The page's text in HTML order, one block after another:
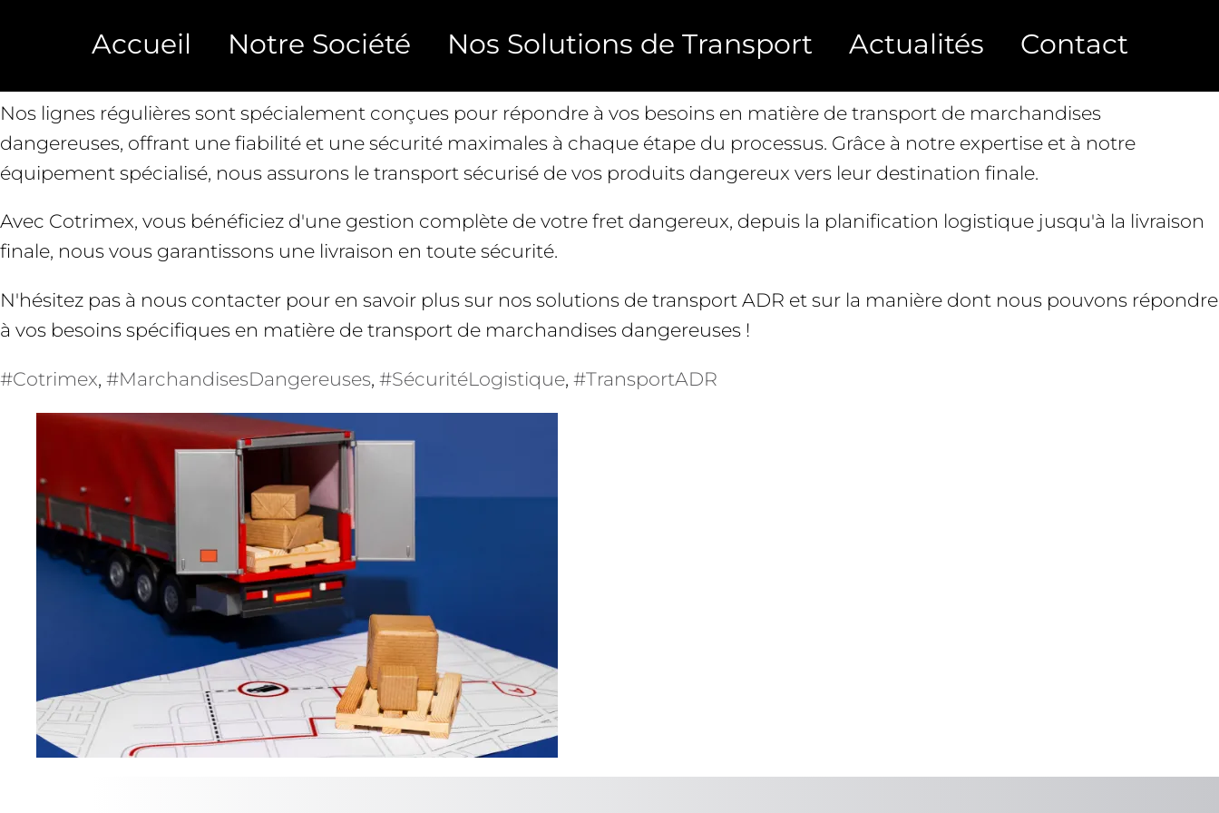
Accueil Notre Société Nos Solutions de Transport Actualités Contact
Chez Cotrimex, nous vous proposons des solutions de transport conformes aux réglementations ADR (Accord européen relatif au
Nos lignes régulières sont spécialement conçues pour répondre à vos besoins en matière de transport de marchandises
dangereuses, offrant une fiabilité et une sécurité maximales à chaque étape du processus. Grâce à notre expertise et à notre
équipement spécialisé, nous assurons le transport sécurisé de vos produits dangereux vers leur destination finale.
Avec Cotrimex, vous bénéficiez d'une gestion complète de votre fret dangereux, depuis la planification logistique jusqu'à la livraison
finale, nous vous garantissons une livraison en toute sécurité.
N'hésitez pas à nous contacter pour en savoir plus sur nos solutions de transport ADR et sur la manière dont nous pouvons répondre
à vos besoins spécifiques en matière de transport de marchandises dangereuses !
#Cotrimex, #MarchandisesDangereuses, #SécuritéLogistique, #TransportADR